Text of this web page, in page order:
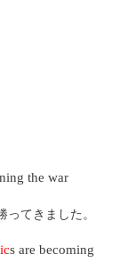
the war
てきました。
s are becoming